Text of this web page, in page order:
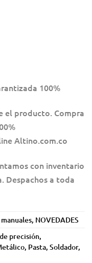
100%
el producto. Compra
Altino.com.co
con inventario
Despachos a toda
, NOVEDADES
precisión,
, Pasta, Soldador,